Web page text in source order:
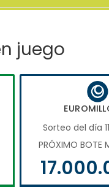
juego
Sorteo del día
PRÓXIMO BOTE